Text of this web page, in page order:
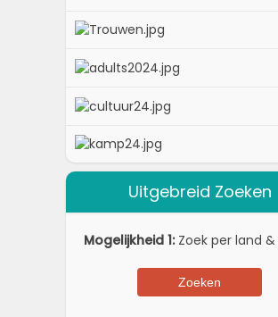
Uitgebreid Zoeken
Mogelijkheid 1:Zoek per land &